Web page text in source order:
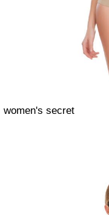
women's secret